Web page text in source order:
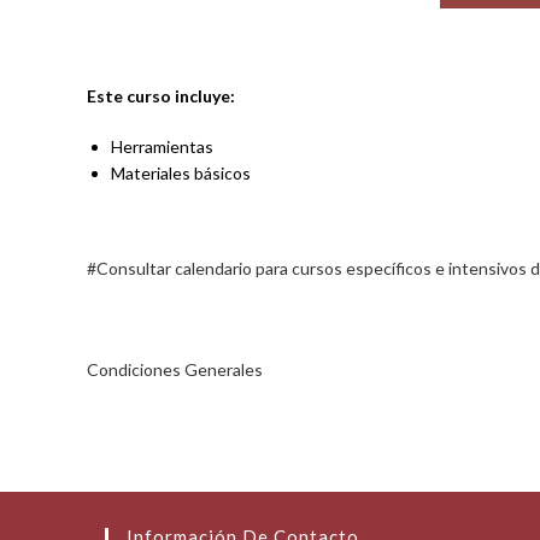
Este curso incluye:
Herramientas
Materiales básicos
#Consultar calendario para cursos específicos e intensivos
Condiciones Generales